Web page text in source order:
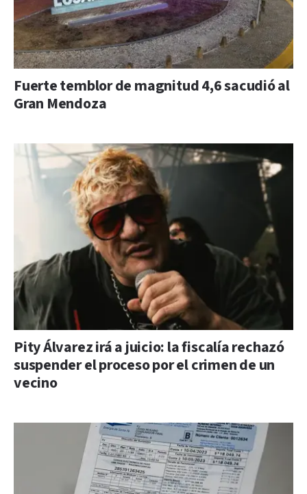
Fuerte temblor de magnitud 4,6 sacudió al
Gran Mendoza
Pity Álvarez irá a juicio: la fiscalía rechazó
suspender el proceso por el crimen de un
vecino